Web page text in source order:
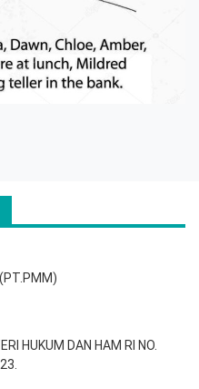
HUKUM DAN HAM RI NO.